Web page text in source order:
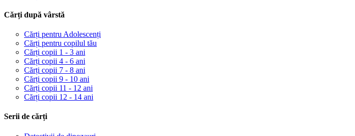
Cărți după vârstă
Cărți pentru Adolescenți
Cărți pentru copilul tău
Cărți copii 1 - 3 ani
Cărți copii 4 - 6 ani
Cărți copii 7 - 8 ani
Cărți copii 9 - 10 ani
Cărți copii 11 - 12 ani
Cărți copii 12 - 14 ani
Serii de cărți